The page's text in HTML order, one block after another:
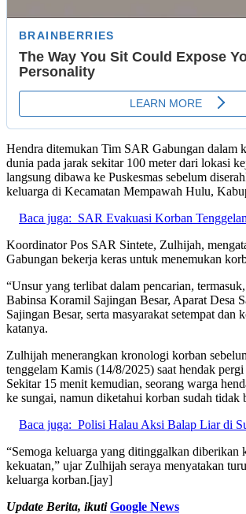
Hendra ditemukan Tim SAR Gabungan dalam
dunia pada jarak sekitar 100 meter dari lokasi
langsung dibawa ke Puskesmas sebelum
keluarga di Kecamatan Mempawah Hulu,
Baca juga: SAR Evakuasi Korban
Koordinator Pos SAR Sintete, Zulhijah,
Gabungan bekerja keras untuk menemukan
“Unsur yang terlibat dalam pencarian,
Babinsa Koramil Sajingan Besar, Aparat Desa
Sajingan Besar, serta masyarakat setempat dan
katanya.
Zulhijah menerangkan kronologi korban
tenggelam Kamis (14/8/2025) saat hendak
Sekitar 15 menit kemudian, seorang warga
ke sungai, namun diketahui korban sudah tidak
Baca juga: Polisi Halau Aksi Balap Liar di
“Semoga keluarga yang ditinggalkan diberikan
kekuatan,” ujar Zulhijah seraya menyatakan
keluarga korban.[jay]
Update Berita, ikutiGoogle News